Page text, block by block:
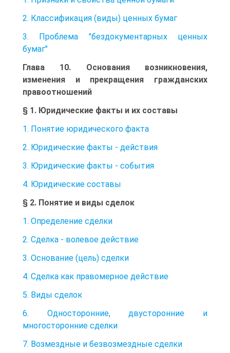
2. Классификация (виды) ценных бумаг
3. Проблема "бездокументарных ценных
бумаг"
Глава 10. Основания возникновения,
изменения и прекращения гражданских
правоотношений
§ 1. Юридические факты и их составы
1. Понятие юридического факта
2. Юридические факты - действия
3. Юридические факты - события
4. Юридические составы
§ 2. Понятие и виды сделок
1. Определение сделки
2. Сделка - волевое действие
3. Основание (цель) сделки
4. Сделка как правомерное действие
5. Виды сделок
6. Односторонние, двусторонние и
многосторонние сделки
7. Возмездные и безвозмездные сделки